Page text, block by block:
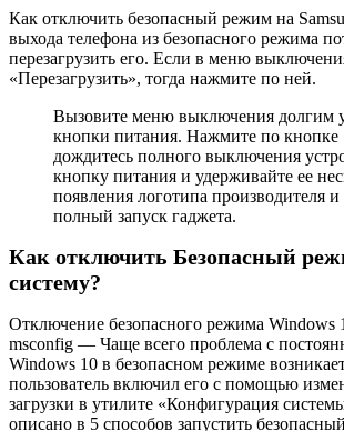
Как отключить безопасный режим на
выхода телефона из безопасного режима
перезагрузить его. Если в меню
«Перезагрузить», тогда нажмите по ней.
Вызовите меню выключения долгим
кнопки питания. Нажмите по
дождитесь полного выключения
кнопку питания и удерживайте ее
появления логотипа производителя
полный запуск гаджета.
Как отключить Безопасный
систему?
Отключение безопасного режима
msconfig — Чаще всего проблема с
Windows 10 в безопасном режиме
пользователь включил его с помощью
загрузки в утилите «Конфигурация
описано в 5 способов запустить